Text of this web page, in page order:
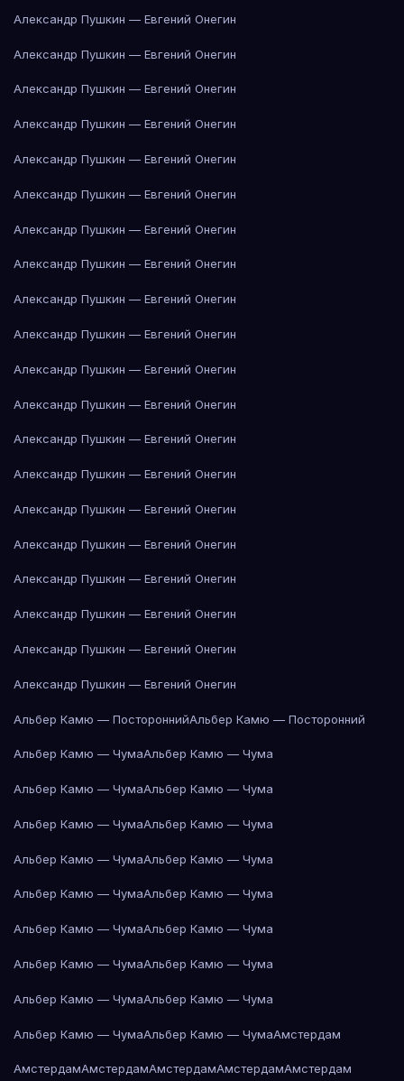
Александр Пушкин — Евгений Онегин
Александр Пушкин — Евгений Онегин
Александр Пушкин — Евгений Онегин
Александр Пушкин — Евгений Онегин
Александр Пушкин — Евгений Онегин
Александр Пушкин — Евгений Онегин
Александр Пушкин — Евгений Онегин
Александр Пушкин — Евгений Онегин
Александр Пушкин — Евгений Онегин
Александр Пушкин — Евгений Онегин
Александр Пушкин — Евгений Онегин
Александр Пушкин — Евгений Онегин
Александр Пушкин — Евгений Онегин
Александр Пушкин — Евгений Онегин
Александр Пушкин — Евгений Онегин
Александр Пушкин — Евгений Онегин
Александр Пушкин — Евгений Онегин
Александр Пушкин — Евгений Онегин
Александр Пушкин — Евгений Онегин
Александр Пушкин — Евгений Онегин
Альбер Камю — ПостороннийАльбер Камю — Посторонний
Альбер Камю — ЧумаАльбер Камю — Чума
Альбер Камю — ЧумаАльбер Камю — Чума
Альбер Камю — ЧумаАльбер Камю — Чума
Альбер Камю — ЧумаАльбер Камю — Чума
Альбер Камю — ЧумаАльбер Камю — Чума
Альбер Камю — ЧумаАльбер Камю — Чума
Альбер Камю — ЧумаАльбер Камю — Чума
Альбер Камю — ЧумаАльбер Камю — Чума
Альбер Камю — ЧумаАльбер Камю — ЧумаАмстердам
АмстердамАмстердамАмстердамАмстердамАмстердам